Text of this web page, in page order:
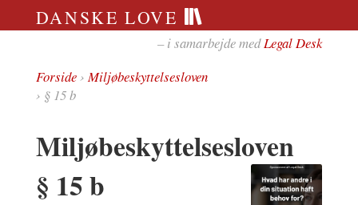
DANSKE LOVE
– i samarbejde medLegal Desk
Forside›Miljøbeskyttelsesloven
› § 15 b
Miljøbeskyttelsesloven
§ 15 b